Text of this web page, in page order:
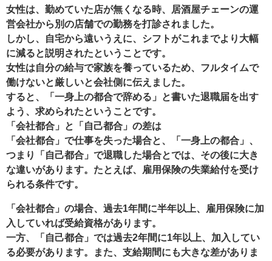
女性は、勤めていた店が無くなる時、居酒屋チェーンの運
営会社から別の店舗での勤務を打診されました。
しかし、自宅から遠いうえに、シフトがこれまでより大幅
に減ると説明されたということです。
女性は自分の給与で家族を養っているため、フルタイムで
働けないと厳しいと会社側に伝えました。
すると、「一身上の都合で辞める」と書いた退職届を出す
よう、求められたということです。
「会社都合」と「自己都合」の差は
「会社都合」で仕事を失った場合と、「一身上の都合」、
つまり「自己都合」で退職した場合とでは、その後に大き
な違いがあります。たとえば、雇用保険の失業給付を受け
られる条件です。
「会社都合」の場合、過去1年間に半年以上、雇用保険に加
入していれば受給資格があります。
一方、「自己都合」では過去2年間に1年以上、加入してい
る必要があります。また、支給期間にも大きな差がありま